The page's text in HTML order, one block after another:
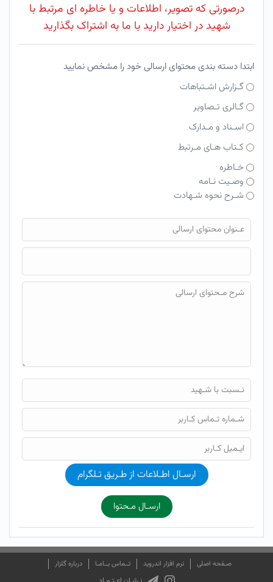
درصورتی که تصویر، اطلاعات و یا خاطره ای مرتبط با
شهید در اختیار دارید با ما به اشتراک بگذارید
ابتدا دسته بندی محتوای ارسالی خود را مشخص نمایید
گـزارش اشـتباهات
گـالری تـصاویر
اسـناد و مـدارک
کـتاب هـای مـرتبط
خـاطره
وصـیت نـامه
شـرح نحوه شـهادت
فایل محتوای ارسالی
ارسـال اطـلاعات از طـریق تـلگرام
ارسـال مـحتوا
صـفحه اصلی نرم افزار اندروید تــماس بــامـا درباره گلزار